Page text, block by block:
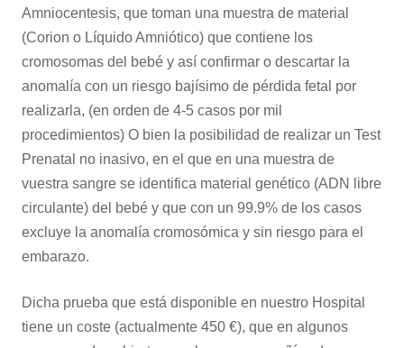
Amniocentesis, que toman una muestra de material
(Corion o Líquido Amniótico) que contiene los
cromosomas del bebé y así confirmar o descartar la
anomalía con un riesgo bajísimo de pérdida fetal por
realizarla, (en orden de 4-5 casos por mil
procedimientos) O bien la posibilidad de realizar un Test
Prenatal no inasivo, en el que en una muestra de
vuestra sangre se identifica material genético (ADN libre
circulante) del bebé y que con un 99.9% de los casos
excluye la anomalía cromosómica y sin riesgo para el
embarazo.
Dicha prueba que está disponible en nuestro Hospital
tiene un coste (actualmente 450 €), que en algunos